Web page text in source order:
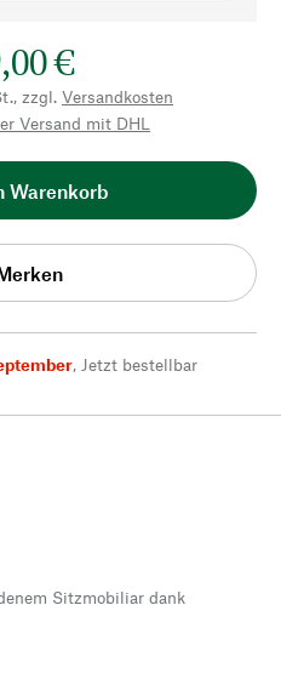
€
zzgl. Versandkosten
Versand mit DHL
Warenkorb
, Jetzt bestellbar
Sitzmobiliar dank